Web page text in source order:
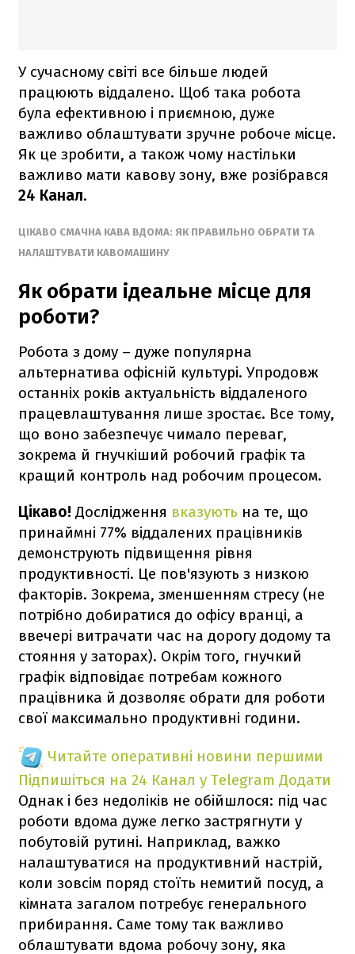
У сучасному світі все більше людей
працюють віддалено. Щоб така робота
була ефективною і приємною, дуже
важливо облаштувати зручне робоче місце.
Як це зробити, а також чому настільки
важливо мати кавову зону, вже розібрався
24 Канал.
ЦІКАВО СМАЧНА КАВА ВДОМА: ЯК ПРАВИЛЬНО ОБРАТИ ТА
НАЛАШТУВАТИ КАВОМАШИНУ
Як обрати ідеальне місце для
роботи?
Робота з дому – дуже популярна
альтернатива офісній культурі. Упродовж
останніх років актуальність віддаленого
працевлаштування лише зростає. Все тому,
що воно забезпечує чимало переваг,
зокрема й гнучкіший робочий графік та
кращий контроль над робочим процесом.
Цікаво! Дослідження вказують на те, що
принаймні 77% віддалених працівників
демонструють підвищення рівня
продуктивності. Це пов'язують з низкою
факторів. Зокрема, зменшенням стресу (не
потрібно добиратися до офісу вранці, а
ввечері витрачати час на дорогу додому та
стояння у заторах). Окрім того, гнучкий
графік відповідає потребам кожного
працівника й дозволяє обрати для роботи
свої максимально продуктивні години.
Читайте оперативні новини першими
Підпишіться на 24 Канал у Telegram Додати
Однак і без недоліків не обійшлося: під час
роботи вдома дуже легко застрягнути у
побутовій рутині. Наприклад, важко
налаштуватися на продуктивний настрій,
коли зовсім поряд стоїть немитий посуд, а
кімната загалом потребує генерального
прибирання. Саме тому так важливо
облаштувати вдома робочу зону, яка